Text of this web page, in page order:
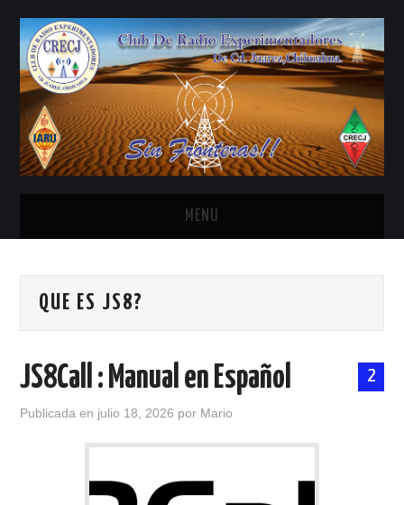
MENU
ANTENAS Y ACCESORIOS
CONTACTO
HISTORIA DE LA RADIO
QUE ES JS8?
2
JS8Call : Manual en Español
Publicada en julio 18, 2026 por Mario